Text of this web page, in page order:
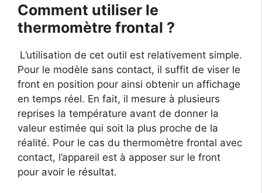
Comment utiliser le
thermomètre frontal ?
L’utilisation de cet outil est relativement simple.
Pour le modèle sans contact, il suffit de viser le
front en position pour ainsi obtenir un affichage
en temps réel. En fait, il mesure à plusieurs
reprises la température avant de donner la
valeur estimée qui soit la plus proche de la
réalité. Pour le cas du thermomètre frontal avec
contact, l’appareil est à apposer sur le front
pour avoir le résultat.